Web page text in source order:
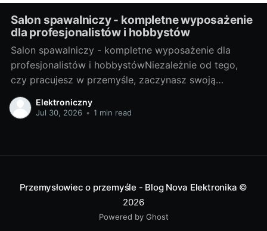
Salon spawalniczy - kompletne wyposażenie
dla profesjonalistów i hobbystów
Salon spawalniczy - kompletne wyposażenie dla
profesjonalistów i hobbystówNiezależnie od tego,
czy pracujesz w przemyśle, zaczynasz swoją
przygodę z hobbystycznym spawaniem, czy jesteś
gdzieś pomiędzy, salon spawalniczy to miejsce, które
dokładnie jest spawalnictwo. Spojrzenie na świat
Elektroniczny
Jul 30, 2026 • 1 min read
Przemysłowiec o przemyśle - Blog Nova Elektronika ©
2026
Powered by Ghost